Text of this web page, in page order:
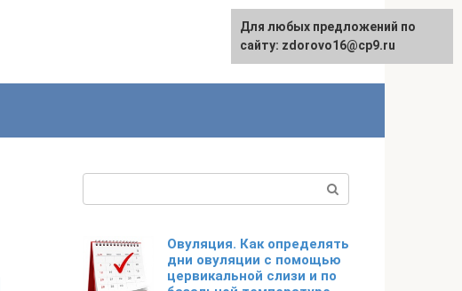
English
Овуляция. Как определять
дни овуляции с помощью
цервикальной слизи и по
Для любых предложений по
сайту: zdorovo16@cp9.ru